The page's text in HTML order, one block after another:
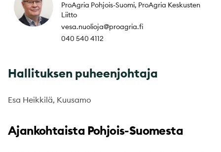
ProAgria Pohjois-Suomi, ProAgria Keskusten
Liitto
vesa.nuolioja@proagria.fi
040 540 4112
Hallituksen puheenjohtaja
Esa Heikkilä, Kuusamo
Ajankohtaista Pohjois-Suomesta